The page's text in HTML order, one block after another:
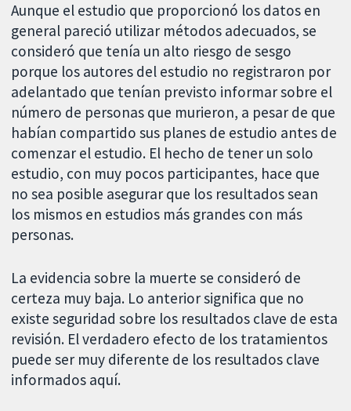
Aunque el estudio que proporcionó los datos en
general pareció utilizar métodos adecuados, se
consideró que tenía un alto riesgo de sesgo
porque los autores del estudio no registraron por
adelantado que tenían previsto informar sobre el
número de personas que murieron, a pesar de que
habían compartido sus planes de estudio antes de
comenzar el estudio. El hecho de tener un solo
estudio, con muy pocos participantes, hace que
no sea posible asegurar que los resultados sean
los mismos en estudios más grandes con más
personas.
La evidencia sobre la muerte se consideró de
certeza muy baja. Lo anterior significa que no
existe seguridad sobre los resultados clave de esta
revisión. El verdadero efecto de los tratamientos
puede ser muy diferente de los resultados clave
informados aquí.